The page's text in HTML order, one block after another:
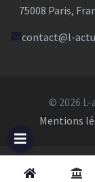
75008 Paris,
contact@l-
© 2026
Mentions